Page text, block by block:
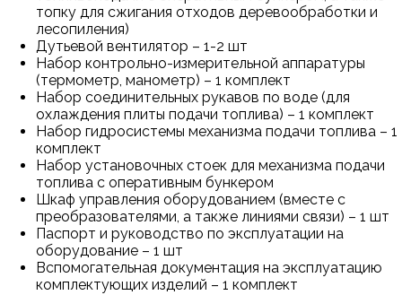
топку для сжигания отходов деревообработки и
лесопиления)
Дутьевой вентилятор – 1-2 шт
Набор контрольно-измерительной аппаратуры
(термометр, манометр) – 1 комплект
Набор соединительных рукавов по воде (для
охлаждения плиты подачи топлива) – 1 комплект
Набор гидросистемы механизма подачи топлива – 1
комплект
Набор установочных стоек для механизма подачи
топлива с оперативным бункером
Шкаф управления оборудованием (вместе с
преобразователями, а также линиями связи) – 1 шт
Паспорт и руководство по эксплуатации на
оборудование – 1 шт
Вспомогательная документация на эксплуатацию
комплектующих изделий – 1 комплект